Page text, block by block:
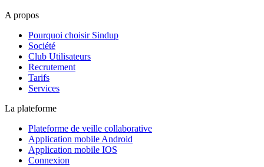
A propos
Pourquoi choisir Sindup
Société
Club Utilisateurs
Recrutement
Tarifs
Services
La plateforme
Plateforme de veille collaborative
Application mobile Android
Application mobile IOS
Connexion